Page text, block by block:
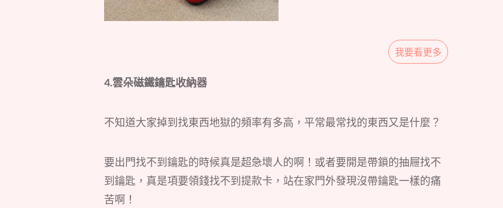
我要看更多
4.雲朵磁鐵鑰匙收納器
不知道大家掉到找東西地獄的頻率有多高，平常最常找的東西又是什麼？
要出門找不到鑰匙的時候真是超急壞人的啊！或者要開是帶鎖的抽屜找不
到鑰匙，真是項要領錢找不到提款卡，站在家門外發現沒帶鑰匙一樣的痛
苦啊！